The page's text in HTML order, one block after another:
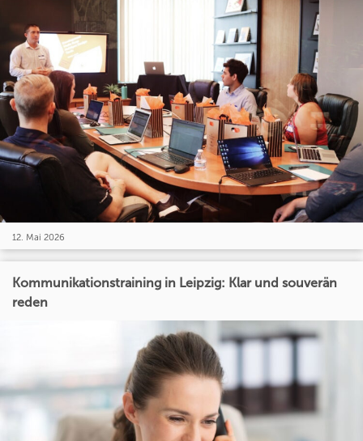
12. Mai 2026
Kommunikationstraining in Leipzig: Klar und souverän
reden